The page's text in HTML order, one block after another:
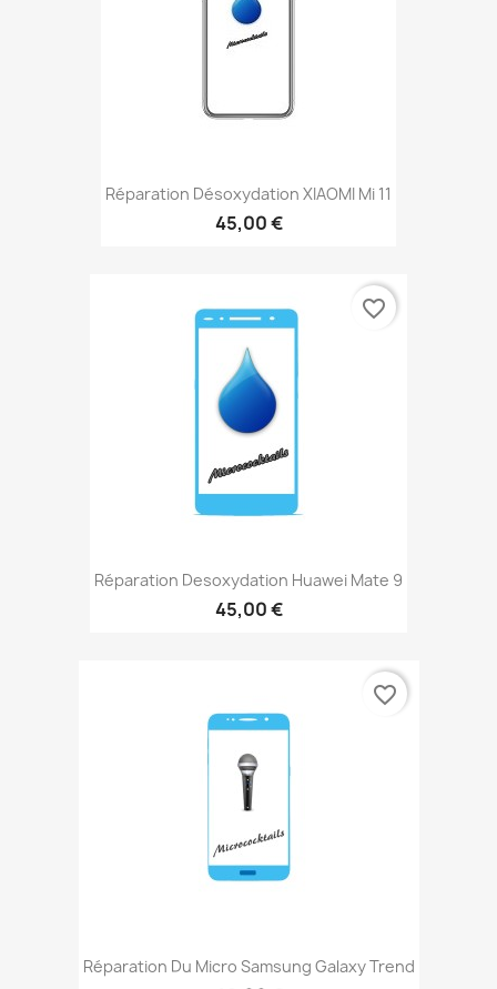
Réparation Désoxydation XIAOMI Mi 11
45,00 €
Réparation Desoxydation Huawei Mate 9
45,00 €
favorite_border
Réparation Du Micro Samsung Galaxy Trend
favorite_border